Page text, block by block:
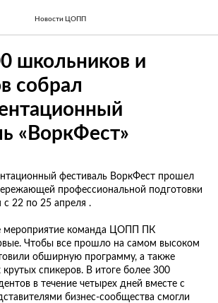
Новости ЦОПП
школьников и
собрал
«ВоркФест»
фестиваль ВоркФест прошел
профессиональной подготовки
с 22 по 25 апреля .
мероприятие команда ЦОПП ПК
Чтобы все прошло на самом высоком
обширную программу, а также
спикеров. В итоге более 300
в течение четырех дней вместе с
бизнес-сообщества смогли